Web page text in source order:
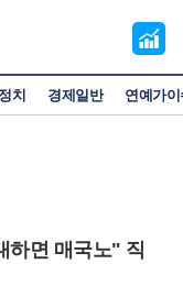
오
늘
의
증
치 경제일반 연예가이
하면 매국노" 직